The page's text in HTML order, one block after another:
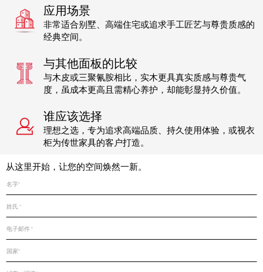
应用场景
非常适合别墅、高端住宅或追求手工匠艺与尊贵质感的
经典空间。
与其他面板的比较
与木皮或三聚氰胺相比，实木更具真实质感与尊贵气
度，虽成本更高且需精心养护，却能彰显持久价值。
谁应该选择
理想之选，专为追求高端品质、持久使用体验，或视衣
柜为传世家具的客户打造。
从这里开始，让您的空间焕然一新。